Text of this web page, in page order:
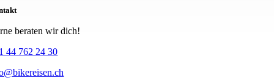
beraten wir dich!
44 762 24 30